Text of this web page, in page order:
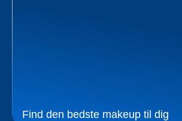
Find den bedste makeup til dig